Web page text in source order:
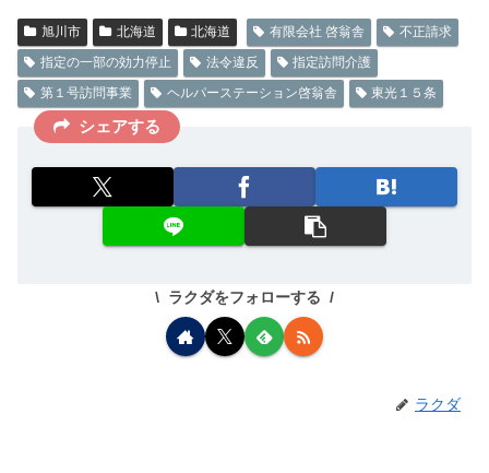
旭川市 北海道 北海道 有限会社 啓翁舎
不正請求
指定の一部の効力停止
法令違反
指定訪問介護
第１号訪問事業
ヘルパーステーション啓翁舎 東光１５条
シェアする
ラクダをフォローする
ラクダ